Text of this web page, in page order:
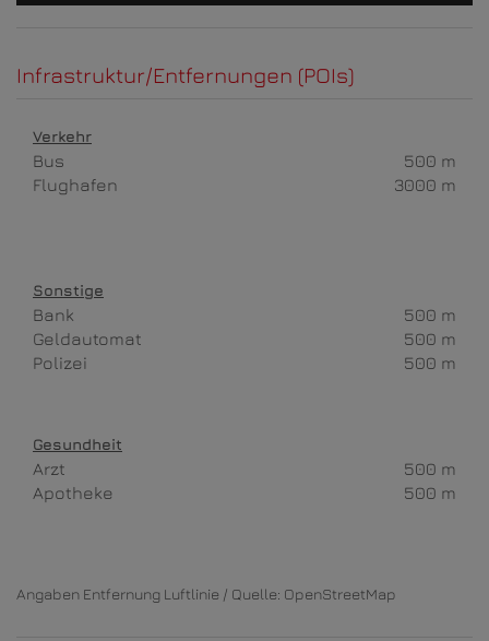
Infrastruktur/Entfernungen (POIs)
Verkehr
Bus
500 m
Flughafen
3000 m
Sonstige
Bank
500 m
Geldautomat
500 m
Polizei
500 m
Gesundheit
Arzt
500 m
Apotheke
500 m
Angaben Entfernung Luftlinie / Quelle: OpenStreetMap